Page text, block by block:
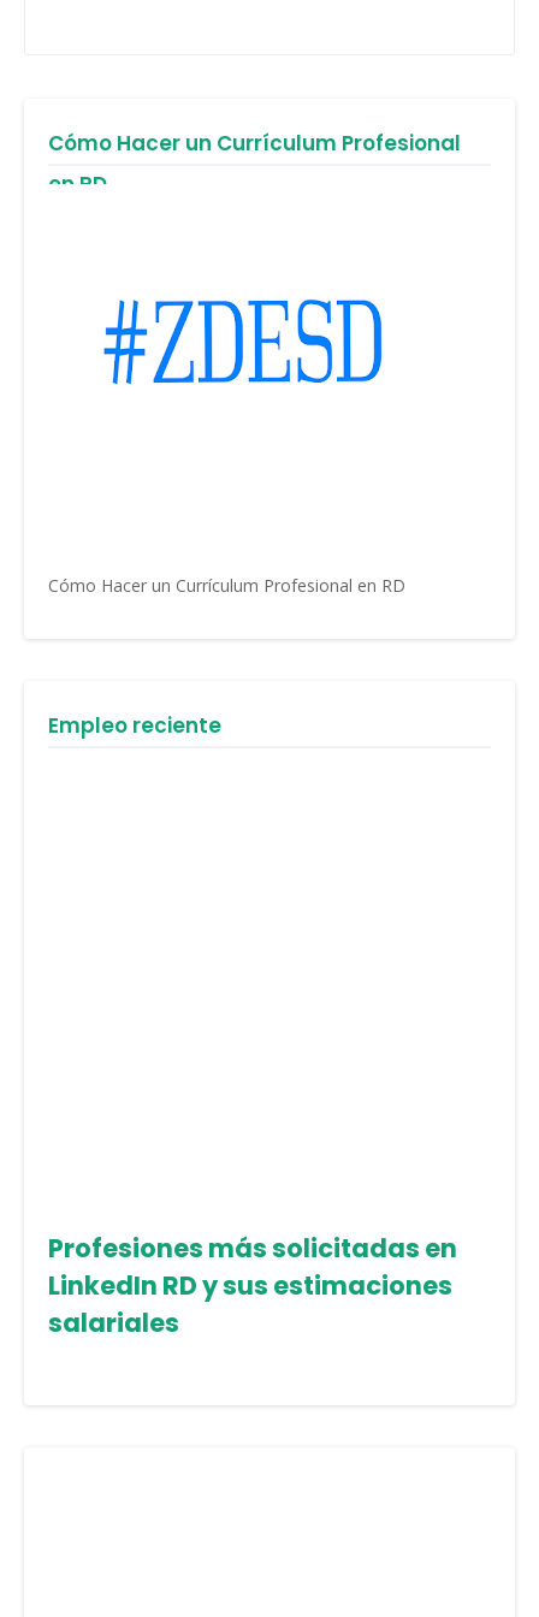
Cómo Hacer un Currículum Profesional
en RD
Cómo Hacer un Currículum Profesional en RD
Empleo reciente
Profesiones más solicitadas en
LinkedIn RD y sus estimaciones
salariales